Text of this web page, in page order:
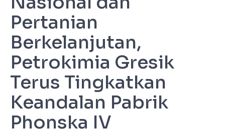
Pertanian
Berkelanjutan,
Petrokimia Gresik
Terus Tingkatkan
Keandalan Pabrik
Phonska IV